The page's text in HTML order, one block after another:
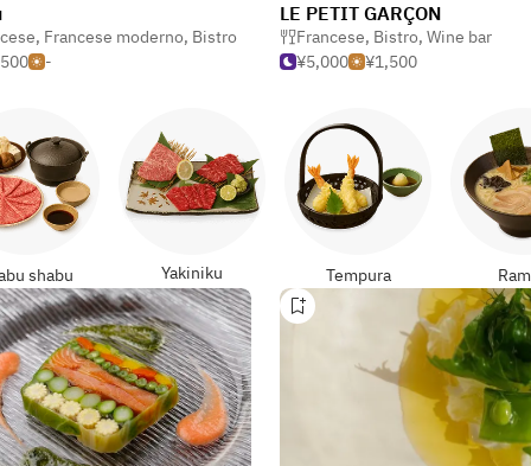
, Francese moderno, Bistro
-
LE PETIT GARÇON
Francese, Bistro, Wine bar
¥5,000
¥1,500
shabu Yakiniku Tempura